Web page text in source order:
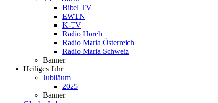
Bibel TV
EWTN
K-TV
Radio Horeb
Radio Maria Österreich
Radio Maria Schweiz
Banner
Heiliges Jahr
Jubiläum
2025
Banner